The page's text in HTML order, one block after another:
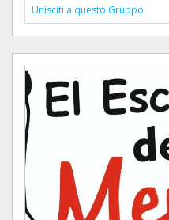
Unisciti a questo Gruppo